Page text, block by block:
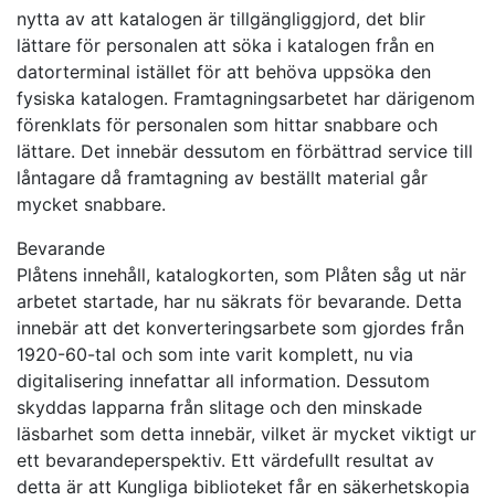
nytta av att katalogen är tillgängliggjord, det blir
lättare för personalen att söka i katalogen från en
datorterminal istället för att behöva uppsöka den
fysiska katalogen. Framtagningsarbetet har därigenom
förenklats för personalen som hittar snabbare och
lättare. Det innebär dessutom en förbättrad service till
låntagare då framtagning av beställt material går
mycket snabbare.
Bevarande
Plåtens innehåll, katalogkorten, som Plåten såg ut när
arbetet startade, har nu säkrats för bevarande. Detta
innebär att det konverteringsarbete som gjordes från
1920-60-tal och som inte varit komplett, nu via
digitalisering innefattar all information. Dessutom
skyddas lapparna från slitage och den minskade
läsbarhet som detta innebär, vilket är mycket viktigt ur
ett bevarandeperspektiv. Ett värdefullt resultat av
detta är att Kungliga biblioteket får en säkerhetskopia